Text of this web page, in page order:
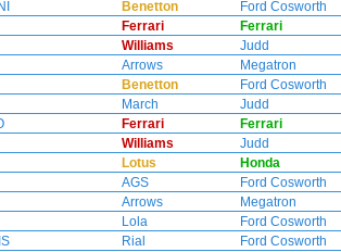
Benetton Ford Cosworth
Ferrari Ferrari
Williams Judd
Arrows Megatron
Benetton Ford Cosworth
March Judd
Ferrari Ferrari
Williams Judd
Lotus Honda
AGS Ford Cosworth
Arrows Megatron
Lola Ford Cosworth
Rial Ford Cosworth